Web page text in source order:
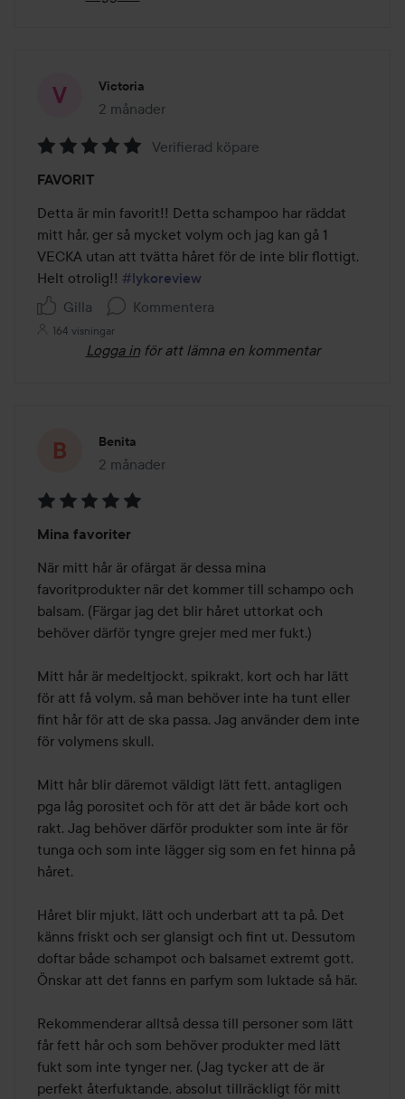
Victoria
2 månader
Inlägget skapades 2 månader
5
av
5
Verifierad köpare
FAVORIT
Detta är min favorit!! Detta schampoo har räddat
mitt hår, ger så mycket volym och jag kan gå 1
VECKA utan att tvätta håret för de inte blir flottigt.
Helt otrolig!! #lykoreview
Gilla
Kommentera
164 visningar
Logga in för att lämna en kommentar
Benita
2 månader
Inlägget skapades 2 månader
5
av
5
Mina favoriter
När mitt hår är ofärgat är dessa mina
favoritprodukter när det kommer till schampo och
balsam. (Färgar jag det blir håret uttorkat och
behöver därför tyngre grejer med mer fukt.)
Mitt hår är medeltjockt, spikrakt, kort och har lätt
för att få volym, så man behöver inte ha tunt eller
fint hår för att de ska passa. Jag använder dem inte
för volymens skull.
Mitt hår blir däremot väldigt lätt fett, antagligen
pga låg porositet och för att det är både kort och
rakt. Jag behöver därför produkter som inte är för
tunga och som inte lägger sig som en fet hinna på
håret.
Håret blir mjukt, lätt och underbart att ta på. Det
känns friskt och ser glansigt och fint ut. Dessutom
doftar både schampot och balsamet extremt gott.
Önskar att det fanns en parfym som luktade så här.
Rekommenderar alltså dessa till personer som lätt
får fett hår och som behöver produkter med lätt
fukt som inte tynger ner. (Jag tycker att de är
perfekt återfuktande, absolut tillräckligt för mitt